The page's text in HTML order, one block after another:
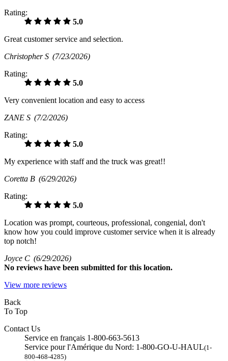
Rating:
5.0
Great customer service and selection.
Christopher S (7/23/2026)
Rating:
5.0
Very convenient location and easy to access
ZANE S (7/2/2026)
Rating:
5.0
My experience with staff and the truck was great!!
Coretta B (6/29/2026)
Rating:
5.0
Location was prompt, courteous, professional, congenial, don't
know how you could improve customer service when it is already
top notch!
Joyce C (6/29/2026)
No reviews have been submitted for this location.
View more reviews
Back
To Top
Contact Us
Service en français 1-800-663-5613
Service pour l'Amérique du Nord: 1-800-GO-U-HAUL(1-
800-468-4285)